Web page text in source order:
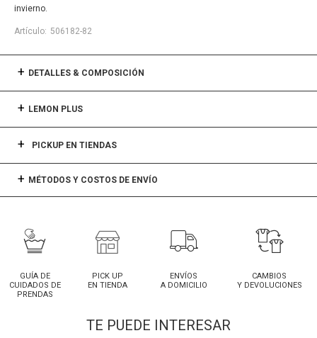
invierno.
506182-82
DETALLES & COMPOSICIÓN
LEMON PLUS
PICKUP EN TIENDAS
MÉTODOS Y COSTOS DE ENVÍO
GUÍA DE
CUIDADOS DE
PRENDAS
PICK UP
EN TIENDA
ENVÍOS
A DOMICILIO
CAMBIOS
Y DEVOLUCIONES
TE PUEDE INTERESAR